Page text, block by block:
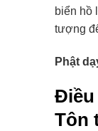
biển hồ
tượng
Phật
Điều
Tôn